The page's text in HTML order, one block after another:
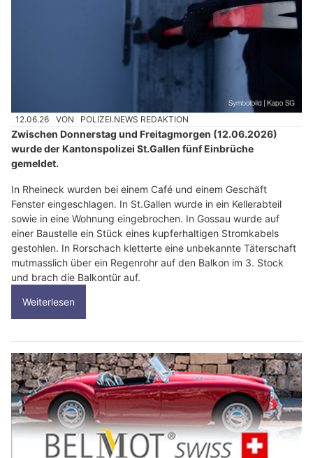
12.06.26 VON POLIZEI.NEWS REDAKTION
Zwischen Donnerstag und Freitagmorgen (12.06.2026)
wurde der Kantonspolizei St.Gallen fünf Einbrüche
gemeldet.
In Rheineck wurden bei einem Café und einem Geschäft
Fenster eingeschlagen. In St.Gallen wurde in ein Kellerabteil
sowie in eine Wohnung eingebrochen. In Gossau wurde auf
einer Baustelle ein Stück eines kupferhaltigen Stromkabels
gestohlen. In Rorschach kletterte eine unbekannte Täterschaft
mutmasslich über ein Regenrohr auf den Balkon im 3. Stock
und brach die Balkontür auf.
Weiterlesen